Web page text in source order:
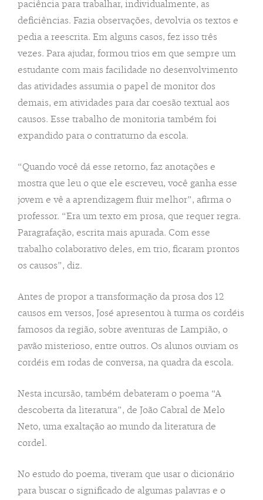
paciência para trabalhar, individualmente, as
deficiências. Fazia observações, devolvia os textos e
pedia a reescrita. Em alguns casos, fez isso três
vezes. Para ajudar, formou trios em que sempre um
estudante com mais facilidade no desenvolvimento
das atividades assumia o papel de monitor dos
demais, em atividades para dar coesão textual aos
causos. Esse trabalho de monitoria também foi
expandido para o contraturno da escola.
“Quando você dá esse retorno, faz anotações e
mostra que leu o que ele escreveu, você ganha esse
jovem e vê a aprendizagem fluir melhor”, afirma o
professor. “Era um texto em prosa, que requer regra.
Paragrafação, escrita mais apurada. Com esse
trabalho colaborativo deles, em trio, ficaram prontos
os causos”, diz.
Antes de propor a transformação da prosa dos 12
causos em versos, José apresentou à turma os cordéis
famosos da região, sobre aventuras de Lampião, o
pavão misterioso, entre outros. Os alunos ouviam os
cordéis em rodas de conversa, na quadra da escola.
Nesta incursão, também debateram o poema “A
descoberta da literatura”, de João Cabral de Melo
Neto, uma exaltação ao mundo da literatura de
cordel.
No estudo do poema, tiveram que usar o dicionário
para buscar o significado de algumas palavras e o